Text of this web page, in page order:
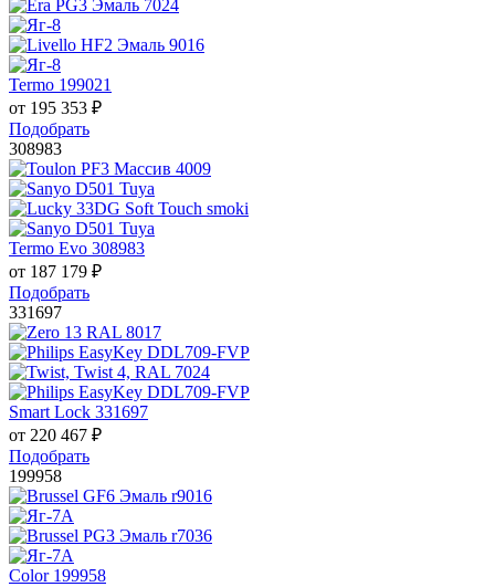
Termo 199021
от 195 353 ₽
Подобрать
308983
Termo Evo 308983
от 187 179 ₽
Подобрать
331697
Smart Lock 331697
от 220 467 ₽
Подобрать
199958
Color 199958